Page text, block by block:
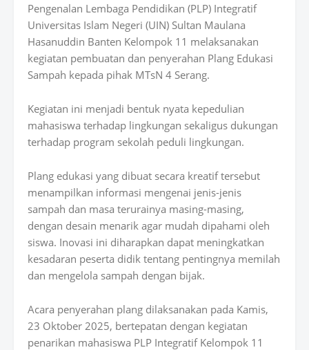
Pengenalan Lembaga Pendidikan (PLP) Integratif
Universitas Islam Negeri (UIN) Sultan Maulana
Hasanuddin Banten Kelompok 11 melaksanakan
kegiatan pembuatan dan penyerahan Plang Edukasi
Sampah kepada pihak MTsN 4 Serang.
Kegiatan ini menjadi bentuk nyata kepedulian
mahasiswa terhadap lingkungan sekaligus dukungan
terhadap program sekolah peduli lingkungan.
Plang edukasi yang dibuat secara kreatif tersebut
menampilkan informasi mengenai jenis-jenis
sampah dan masa terurainya masing-masing,
dengan desain menarik agar mudah dipahami oleh
siswa. Inovasi ini diharapkan dapat meningkatkan
kesadaran peserta didik tentang pentingnya memilah
dan mengelola sampah dengan bijak.
Acara penyerahan plang dilaksanakan pada Kamis,
23 Oktober 2025, bertepatan dengan kegiatan
penarikan mahasiswa PLP Integratif Kelompok 11